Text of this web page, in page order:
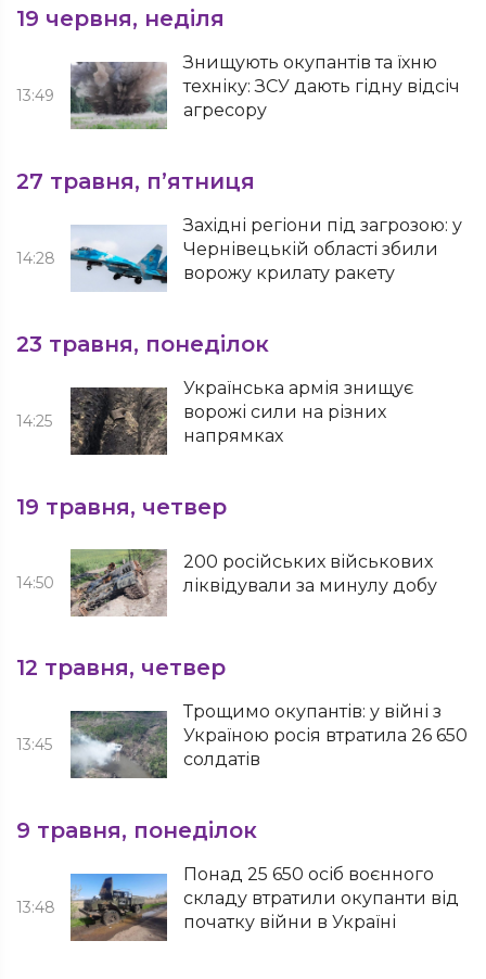
19 червня, неділя
13:49
Знищують окупантів та їхню
техніку: ЗСУ дають гідну відсіч
агресору
27 травня, п’ятниця
14:28
Західні регіони під загрозою: у
Чернівецькій області збили
ворожу крилату ракету
23 травня, понеділок
14:25
Українська армія знищує
ворожі сили на різних
напрямках
19 травня, четвер
14:50
200 російських військових
ліквідували за минулу добу
12 травня, четвер
13:45
Трощимо окупантів: у війні з
Україною росія втратила 26 650
солдатів
9 травня, понеділок
13:48
Понад 25 650 осіб воєнного
складу втратили окупанти від
початку війни в Україні